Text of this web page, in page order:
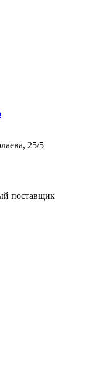
25/5
поставщик